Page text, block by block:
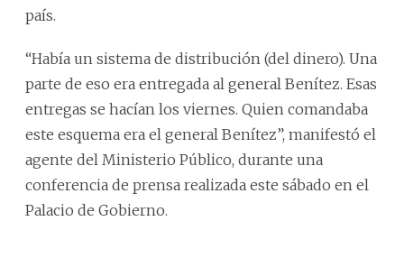
país.
“Había un sistema de distribución (del dinero). Una
parte de eso era entregada al general Benítez. Esas
entregas se hacían los viernes. Quien comandaba
este esquema era el general Benítez”, manifestó el
agente del Ministerio Público, durante una
conferencia de prensa realizada este sábado en el
Palacio de Gobierno.